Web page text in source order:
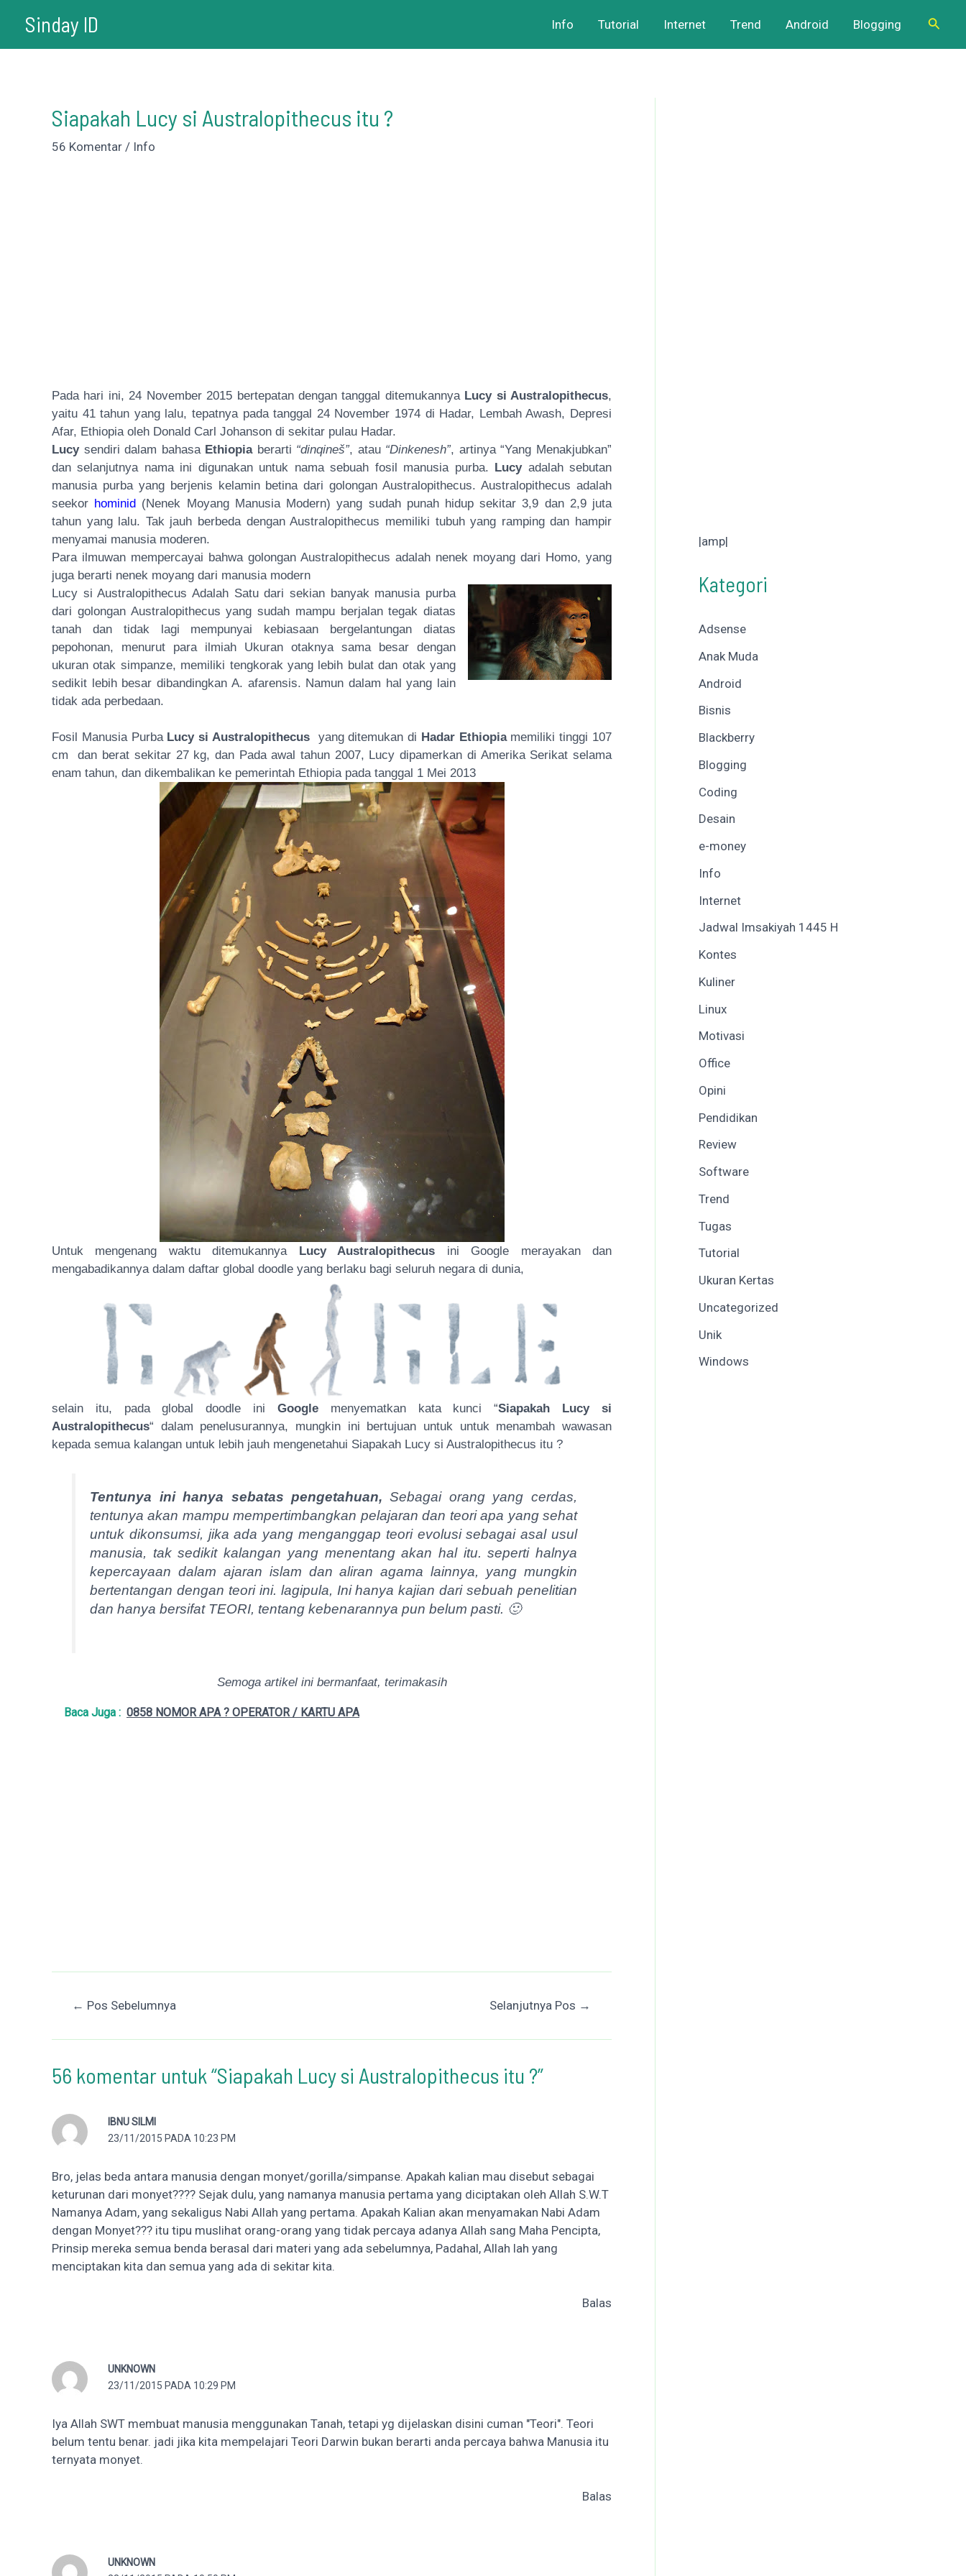
Sinday ID Info Tutorial Internet Trend Android Blogging Cari
Siapakah Lucy si Australopithecus itu ?
56 Komentar / Info
Pada hari ini, 24 November 2015 bertepatan dengan tanggal ditemukannya Lucy si Australopithecus,
yaitu 41 tahun yang lalu, tepatnya pada tanggal 24 November 1974 di Hadar, Lembah Awash, Depresi
Afar, Ethiopia oleh Donald Carl Johanson di sekitar pulau Hadar.
Lucysendiri dalam bahasa Ethiopiaberarti “dinqineš”, atau “Dinkenesh”, artinya “Yang Menakjubkan”
dan selanjutnya nama ini digunakan untuk nama sebuah fosil manusia purba. Lucyadalah sebutan
manusia purba yang berjenis kelamin betina dari golongan Australopithecus. Australopithecus adalah
seekor hominid (Nenek Moyang Manusia Modern) yang sudah punah hidup sekitar 3,9 dan 2,9 juta
tahun yang lalu. Tak jauh berbeda dengan Australopithecus memiliki tubuh yang ramping dan hampir
menyamai manusia moderen.
Para ilmuwan mempercayai bahwa golongan Australopithecus adalah nenek moyang dari Homo, yang
juga berarti nenek moyang dari manusia modern
Lucy si Australopithecus Adalah Satu dari sekian banyak manusia purba
dari golongan Australopithecus yang sudah mampu berjalan tegak diatas
tanah dan tidak lagi mempunyai kebiasaan bergelantungan diatas
pepohonan, menurut para ilmiah Ukuran otaknya sama besar dengan
ukuran otak simpanze, memiliki tengkorak yang lebih bulat dan otak yang
sedikit lebih besar dibandingkan A. afarensis. Namun dalam hal yang lain
tidak ada perbedaan.
Fosil Manusia Purba Lucy si Australopithecusyang ditemukan di Hadar Ethiopiamemiliki tinggi 107
cm dan berat sekitar 27 kg, dan Pada awal tahun 2007, Lucy dipamerkan di Amerika Serikat selama
enam tahun, dan dikembalikan ke pemerintah Ethiopia pada tanggal 1 Mei 2013
Untuk mengenang waktu ditemukannya Lucy Australopithecus ini Google merayakan dan
mengabadikannya dalam daftar global doodle yang berlaku bagi seluruh negara di dunia,
selain itu, pada global doodle ini Google menyematkan kata kunci“Siapakah Lucy si
Australopithecus“ dalam penelusurannya, mungkin ini bertujuan untuk untuk menambah wawasan
kepada semua kalangan untuk lebih jauh mengenetahui Siapakah Lucy si Australopithecus itu ?
Tentunya ini hanya sebatas pengetahuan, Sebagai orang yang cerdas,
tentunya akan mampu mempertimbangkan pelajaran dan teori apa yang sehat
untuk dikonsumsi, jika ada yang menganggap teori evolusi sebagai asal usul
manusia, tak sedikit kalangan yang menentang akan hal itu. seperti halnya
kepercayaan dalam ajaran islam dan aliran agama lainnya, yang mungkin
bertentangan dengan teori ini. lagipula, Ini hanya kajian dari sebuah penelitian
dan hanya bersifat TEORI, tentang kebenarannya pun belum pasti. 🙂
Semoga artikel ini bermanfaat, terimakasih
Baca Juga : 0858 NOMOR APA ? OPERATOR / KARTU APA
Post← Pos Sebelumnya Selanjutnya Pos →
56 komentar untuk “Siapakah Lucy si Australopithecus itu ?”
IBNU SILMI
23/11/2015 PADA 10:23 PM
Bro, jelas beda antara manusia dengan monyet/gorilla/simpanse. Apakah kalian mau disebut sebagai
keturunan dari monyet???? Sejak dulu, yang namanya manusia pertama yang diciptakan oleh Allah S.W.T
Namanya Adam, yang sekaligus Nabi Allah yang pertama. Apakah Kalian akan menyamakan Nabi Adam
dengan Monyet??? itu tipu muslihat orang-orang yang tidak percaya adanya Allah sang Maha Pencipta,
Prinsip mereka semua benda berasal dari materi yang ada sebelumnya, Padahal, Allah lah yang
menciptakan kita dan semua yang ada di sekitar kita.
Balas
UNKNOWN
23/11/2015 PADA 10:29 PM
Iya Allah SWT membuat manusia menggunakan Tanah, tetapi yg dijelaskan disini cuman "Teori". Teori
belum tentu benar. jadi jika kita mempelajari Teori Darwin bukan berarti anda percaya bahwa Manusia itu
ternyata monyet.
Balas
UNKNOWN
|amp|
Kategori
Adsense
Anak Muda
Android
Bisnis
Blackberry
Blogging
Coding
Desain
e-money
Info
Internet
Jadwal Imsakiyah 1445 H
Kontes
Kuliner
Linux
Motivasi
Office
Opini
Pendidikan
Review
Software
Trend
Tugas
Tutorial
Ukuran Kertas
Uncategorized
Unik
Windows